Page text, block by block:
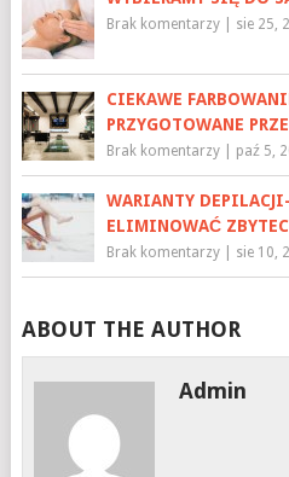
Brak komentarzy| sie 25,
CIEKAWE
PRZYGOTOWANE
Brak komentarzy| paź 5,
WARIANTY
ELIMINOWAĆ
Brak komentarzy| sie 10,
ABOUT THE AUTHOR
Admin